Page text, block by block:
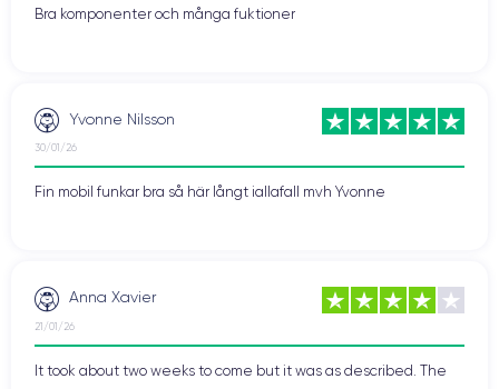
Bra komponenter och många fuktioner
Yvonne Nilsson
30/01/26
Fin mobil funkar bra så här långt iallafall mvh Yvonne
Anna Xavier
21/01/26
It took about two weeks to come but it was as described. The